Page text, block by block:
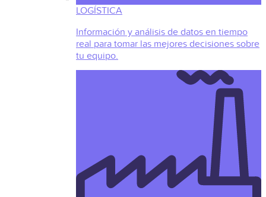
LOGÍSTICA
Información y análisis de datos en tiempo
real para tomar las mejores decisiones sobre
tu equipo.